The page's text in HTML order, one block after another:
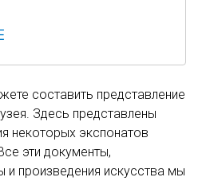
составить представление
Здесь представлены
некоторых экспонатов
эти документы,
и произведения искусства мы